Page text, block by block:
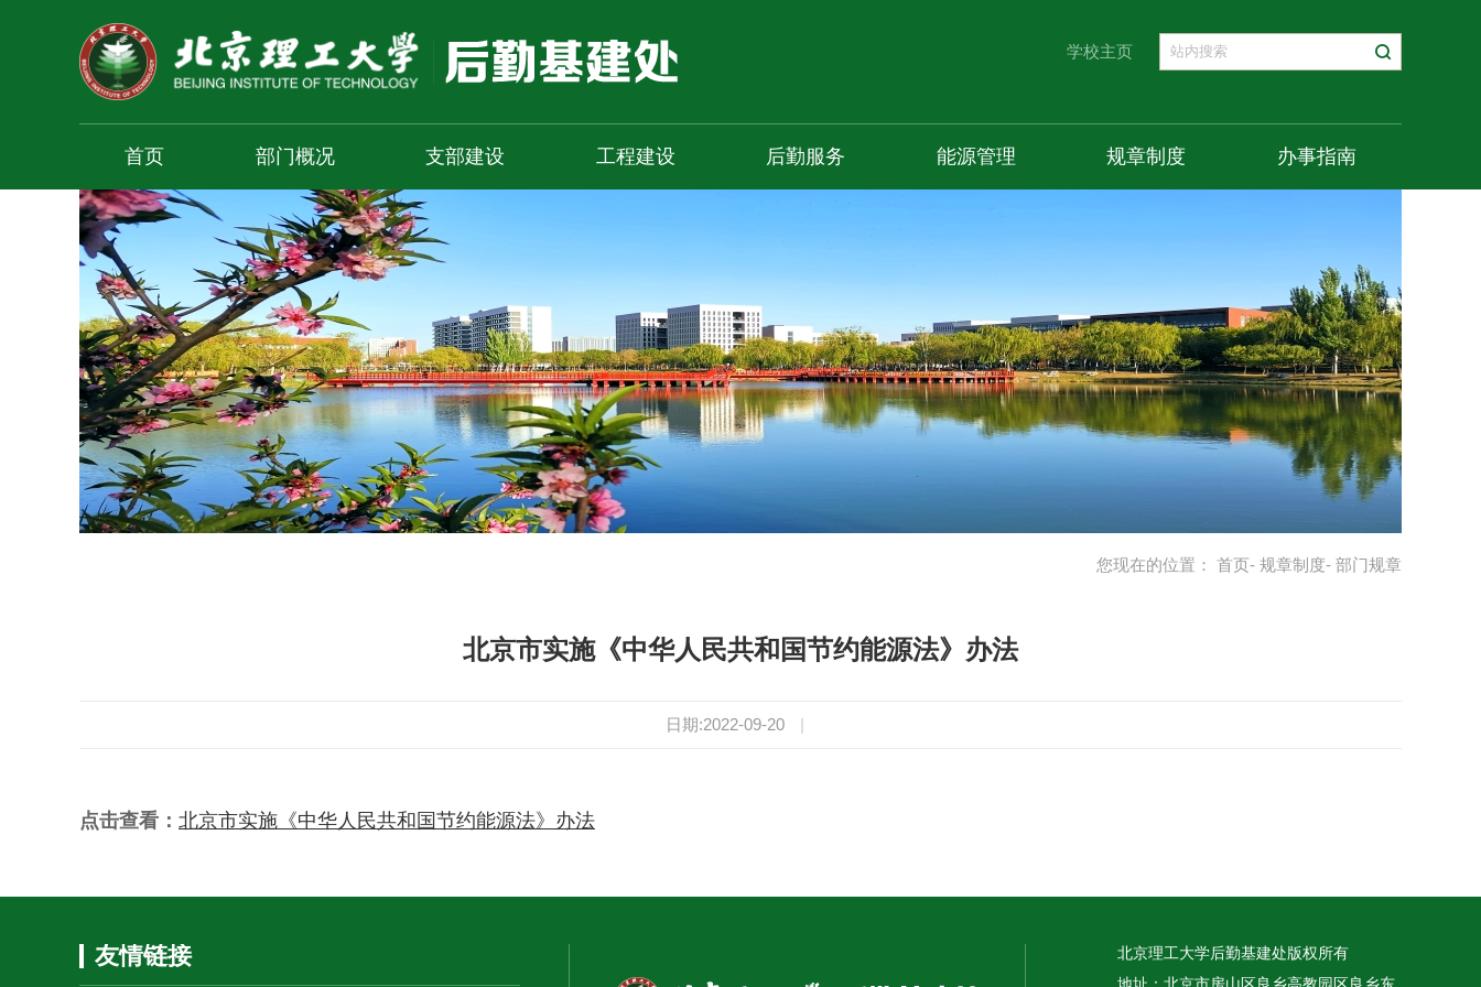
学校主页
首页 部门概况 支部建设 工程建设 后勤服务 能源管理 规章制度 办事指南
您现在的位置： 首页- 规章制度- 部门规章
北京市实施《中华人民共和国节约能源法》办法
日期:2022-09-20
点击查看： 北京市实施《中华人民共和国节约能源法》办法
友情链接
北京理工大学后勤基建处版权所有